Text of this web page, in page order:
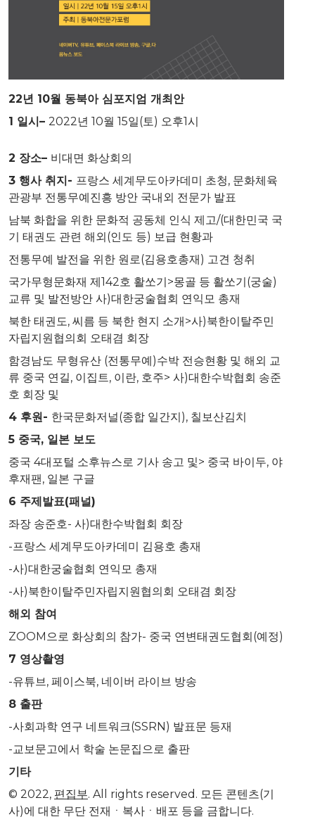
22년 10월 동북아 심포지엄 개최안
1 일시– 2022년 10월 15일(토) 오후1시
2 장소– 비대면 화상회의
3 행사 취지- 프랑스 세계무도아카데미 초청, 문화체육
관광부 전통무예진흥 방안 국내외 전문가 발표
남북 화합을 위한 문화적 공동체 인식 제고/(대한민국 국
기 태권도 관련 해외(인도 등) 보급 현황과
전통무예 발전을 위한 원로(김용호총재) 고견 청취
국가무형문화재 제142호 활쏘기>몽골 등 활쏘기(궁술)
교류 및 발전방안 사)대한궁술협회 연익모 총재
북한 태권도, 씨름 등 북한 현지 소개>사)북한이탈주민
자립지원협의회 오태겸 회장
함경남도 무형유산 (전통무예)수박 전승현황 및 해외 교
류 중국 연길, 이집트, 이란, 호주> 사)대한수박협회 송준
호 회장 및
4 후원- 한국문화저널(종합 일간지), 칠보산김치
5 중국, 일본 보도
중국 4대포털 소후뉴스로 기사 송고 및> 중국 바이두, 야
후재팬, 일본 구글
6 주제발표(패널)
좌장 송준호- 사)대한수박협회 회장
-프랑스 세계무도아카데미 김용호 총재
-사)대한궁술협회 연익모 총재
-사)북한이탈주민자립지원협의회 오태겸 회장
해외 참여
ZOOM으로 화상회의 참가- 중국 연변태권도협회(예정)
7 영상촬영
-유튜브, 페이스북, 네이버 라이브 방송
8 출판
-사회과학 연구 네트워크(SSRN) 발표문 등재
-교보문고에서 학술 논문집으로 출판
기타
© 2022, 편집부. All rights reserved. 모든 콘텐츠(기
사)에 대한 무단 전재ㆍ복사ㆍ배포 등을 금합니다.